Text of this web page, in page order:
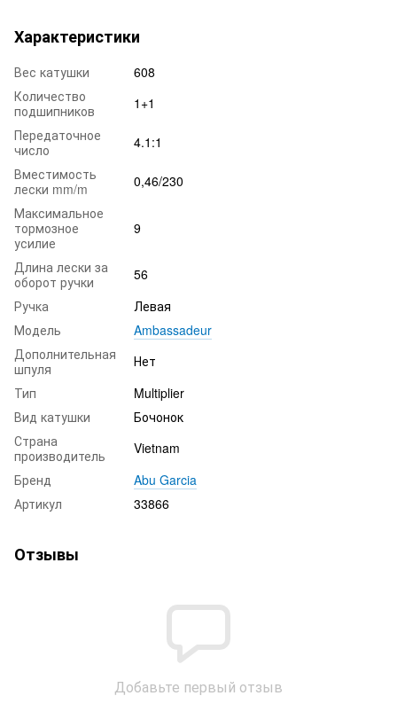
Характеристики
Вес катушки
608
Количество
подшипников
1+1
Передаточное
число
4.1:1
Вместимость
лески mm/m
0,46/230
Максимальное
тормозное
усилие
9
Длина лески за
оборот ручки
56
Ручка
Левая
Модель
Ambassadeur
Дополнительная
шпуля
Нет
Тип
Multiplier
Вид катушки
Бочонок
Страна
производитель
Vietnam
Бренд
Abu Garcia
Артикул
33866
Отзывы
Добавьте первый отзыв